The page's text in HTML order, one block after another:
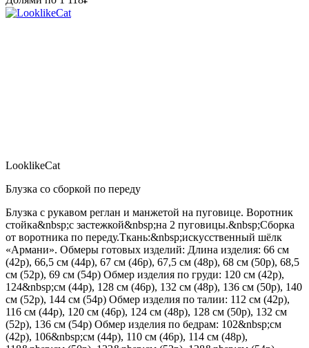
LooklikeCat
Блузка со сборкой по переду
Блузка с рукавом реглан и манжетой на пуговице. Воротник
стойка&nbsp;с застежкой&nbsp;на 2 пуговицы.&nbsp;Сборка
от воротника по переду.Ткань:&nbsp;искусственный шёлк
«Армани». Обмеры готовых изделий: Длина изделия: 66 см
(42р), 66,5 см (44р), 67 см (46р), 67,5 см (48р), 68 см (50р), 68,5
см (52р), 69 см (54р) Обмер изделия по груди: 120 см (42р),
124&nbsp;см (44р), 128 см (46р), 132 см (48р), 136 см (50р), 140
см (52р), 144 см (54р) Обмер изделия по талии: 112 см (42р),
116 см (44р), 120 см (46р), 124 см (48р), 128 см (50р), 132 см
(52р), 136 см (54р) Обмер изделия по бедрам: 102&nbsp;см
(42р), 106&nbsp;см (44р), 110 см (46р), 114 см (48р),